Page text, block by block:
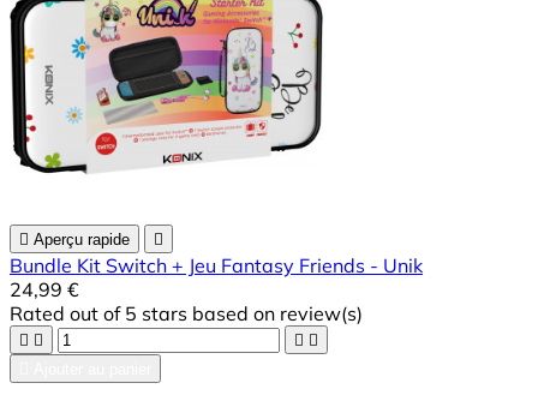
 Aperçu rapide 
Bundle Kit Switch + Jeu Fantasy Friends - Unik
24,99 €
Rated out of 5 stars based on review(s)
   